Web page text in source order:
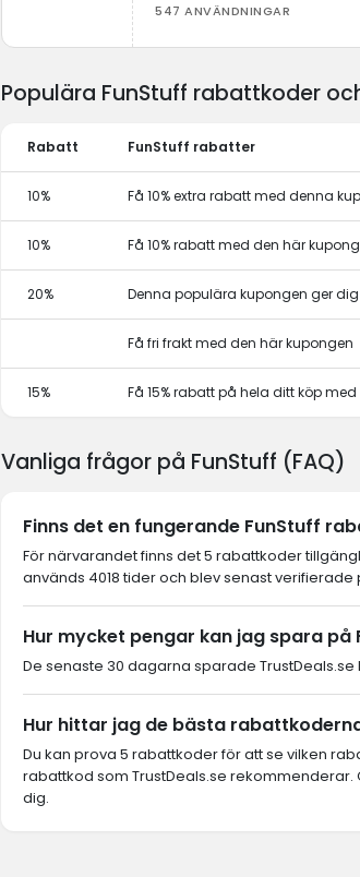
547 ANVÄNDNINGAR
Populära FunStuff rabattkoder
Rabatt FunStuff rabatter
10% Få 10% extra rabatt med denna
10% Få 10% rabatt med den här
20% Denna populära kupongen ger
Få fri frakt med den här kupongen
15% Få 15% rabatt på hela ditt köp
Vanliga frågor på FunStuff (FAQ)
Finns det en fungerande FunStuff
För närvarandet finns det 5 rabattkoder
används 4018 tider och blev senast verifierade
Hur mycket pengar kan jag spara på
De senaste 30 dagarna sparade TrustDeals.se
Hur hittar jag de bästa
Du kan prova 5 rabattkoder för att se vilken
rabattkod som TrustDeals.se rekommenderar.
dig.